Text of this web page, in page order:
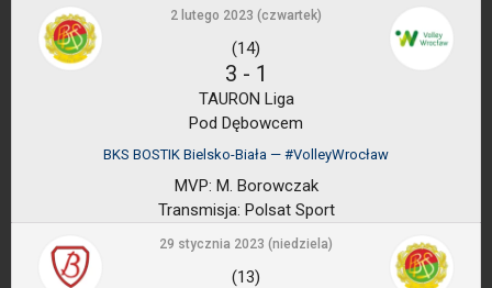
2 lutego 2023 (czwartek)
(14)
3 - 1
TAURON Liga
Pod Dębowcem
BKS BOSTIK Bielsko-Biała — #VolleyWrocław
MVP: M. Borowczak
Transmisja: Polsat Sport
29 stycznia 2023 (niedziela)
(13)